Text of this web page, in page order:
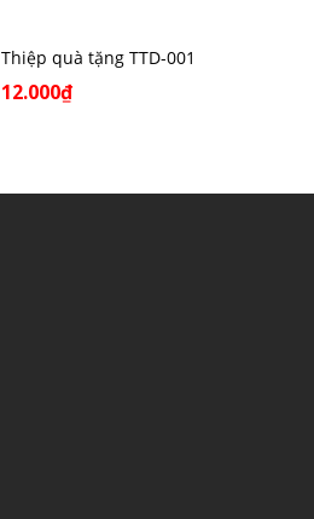
Thiệp quà tặng TTD-001
12.000₫